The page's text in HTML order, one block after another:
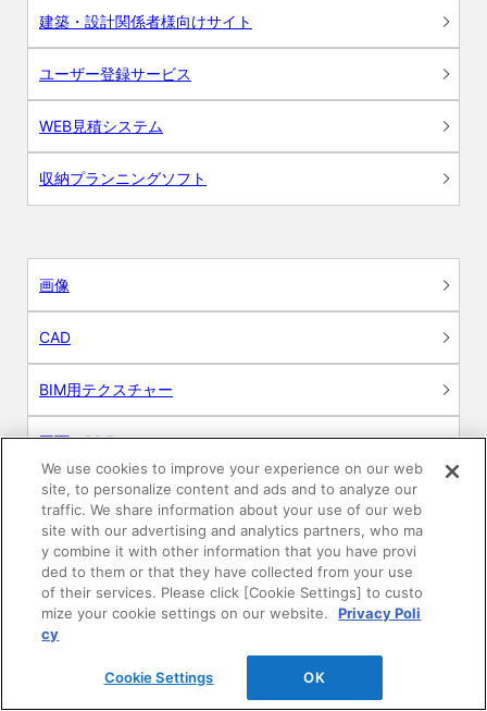
建築・設計関係者様向けサイト
ユーザー登録サービス
WEB見積システム
収納プランニングソフト
画像
CAD
BIM用テクスチャー
図面（PDF）
申請関係認定書類
施工・取扱説明書
動画
We use cookies to improve your experience on our web
site, to personalize content and ads and to analyze our
traffic. We share information about your use of our web
site with our advertising and analytics partners, who ma
y combine it with other information that you have provi
ded to them or that they have collected from your use
of their services. Please click [Cookie Settings] to custo
mize your cookie settings on our website.
Privacy Poli
cy
Cookie Settings OK